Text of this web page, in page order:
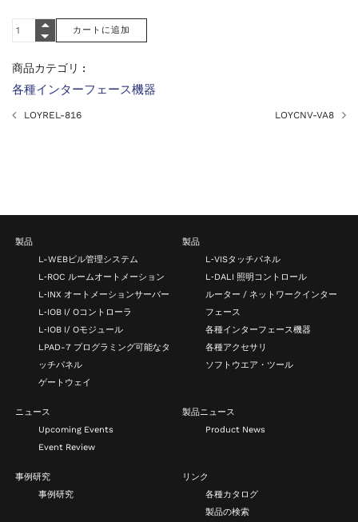
商品カテゴリ :
各種インターフェース機器
LOYREL-816 LOYCNV-VA8
製品
L-WEBビル管理システム
L‑ROC ルームオートメーション
L‑INX オートメーションサーバー
L‑IOB I/ Oコントローラ
L‑IOB I/ Oモジュール
LPAD-7 プログラミング可能なタ
ッチパネル
ゲートウェイ
製品
L‑VISタッチパネル
L‑DALI 照明コントロール
ルーター / ネットワークインター
フェース
各種インターフェース機器
各種アクセサリ
ソフトウエア・ツール
ニュース
Upcoming Events
Event Review
製品ニュース
Product News
事例研究
事例研究
リンク
各種カタログ
製品の検索